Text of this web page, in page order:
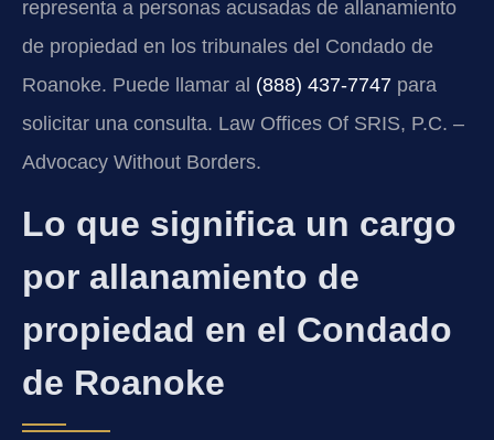
representa a personas acusadas de allanamiento
de propiedad en los tribunales del Condado de
Roanoke. Puede llamar al (888) 437-7747 para
solicitar una consulta. Law Offices Of SRIS, P.C. –
Advocacy Without Borders.
Lo que significa un cargo
por allanamiento de
propiedad en el Condado
de Roanoke